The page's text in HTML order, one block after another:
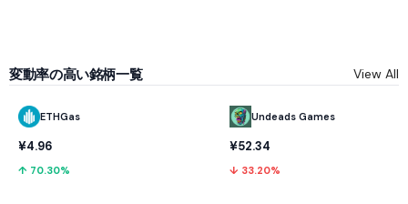
変動率の高い銘柄一覧 View All
ETHGas
¥4.96
↑ 70.30%
Undeads Games
¥52.34
↓ 33.20%